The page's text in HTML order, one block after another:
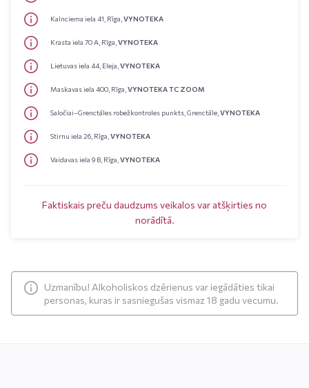
Kalnciema iela 41, Rīga, VYNOTEKA
Krasta iela 70 A, Rīga, VYNOTEKA
Lietuvas iela 44, Eleja, VYNOTEKA
Maskavas iela 400, Rīga, VYNOTEKA TC ZOOM
Saločiai–Grenctāles robežkontroles punkts, Grenctāle, VYNOTEKA
Stirnu iela 26, Rīga, VYNOTEKA
Vaidavas iela 9 B, Rīga, VYNOTEKA
Faktiskais preču daudzums veikalos var atšķirties no
norādītā.
Uzmanību! Alkoholiskos dzērienus var iegādāties tikai
personas, kuras ir sasniegušas vismaz 18 gadu vecumu.